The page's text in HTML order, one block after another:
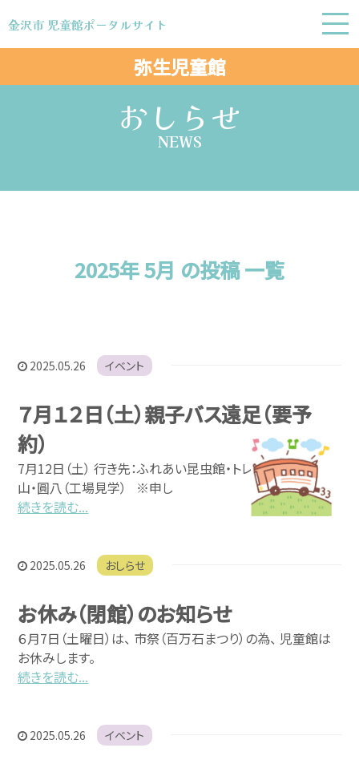
金沢市 児童館ポータルサイト
金沢市 児童館ポータルサイト
おしらせ
NEWS
2025年 5月 の投稿 一覧
2025.05.26 イベント
７月１２日（土）親子バス遠足（要予
約）
7月12日（土） 行き先：ふれあい昆虫館・トレインパーク白
山・圓八（工場見学） ※申し
続きを読む...
2025.05.26 おしらせ
お休み（閉館）のお知らせ
６月7日（土曜日）は、 市祭（百万石まつり）の為、 児童館は
お休みします。
続きを読む...
2025.05.26 イベント
弥生児童館